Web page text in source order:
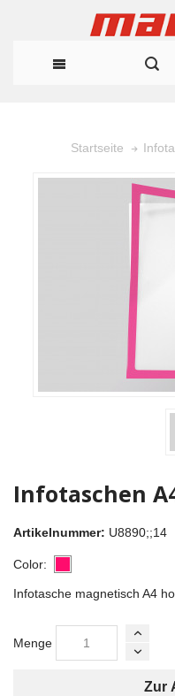
Startseite
Infotaschen
Artikelnummer: U8890;;14
Color:
Infotasche magnetisch A4
Menge
Zur